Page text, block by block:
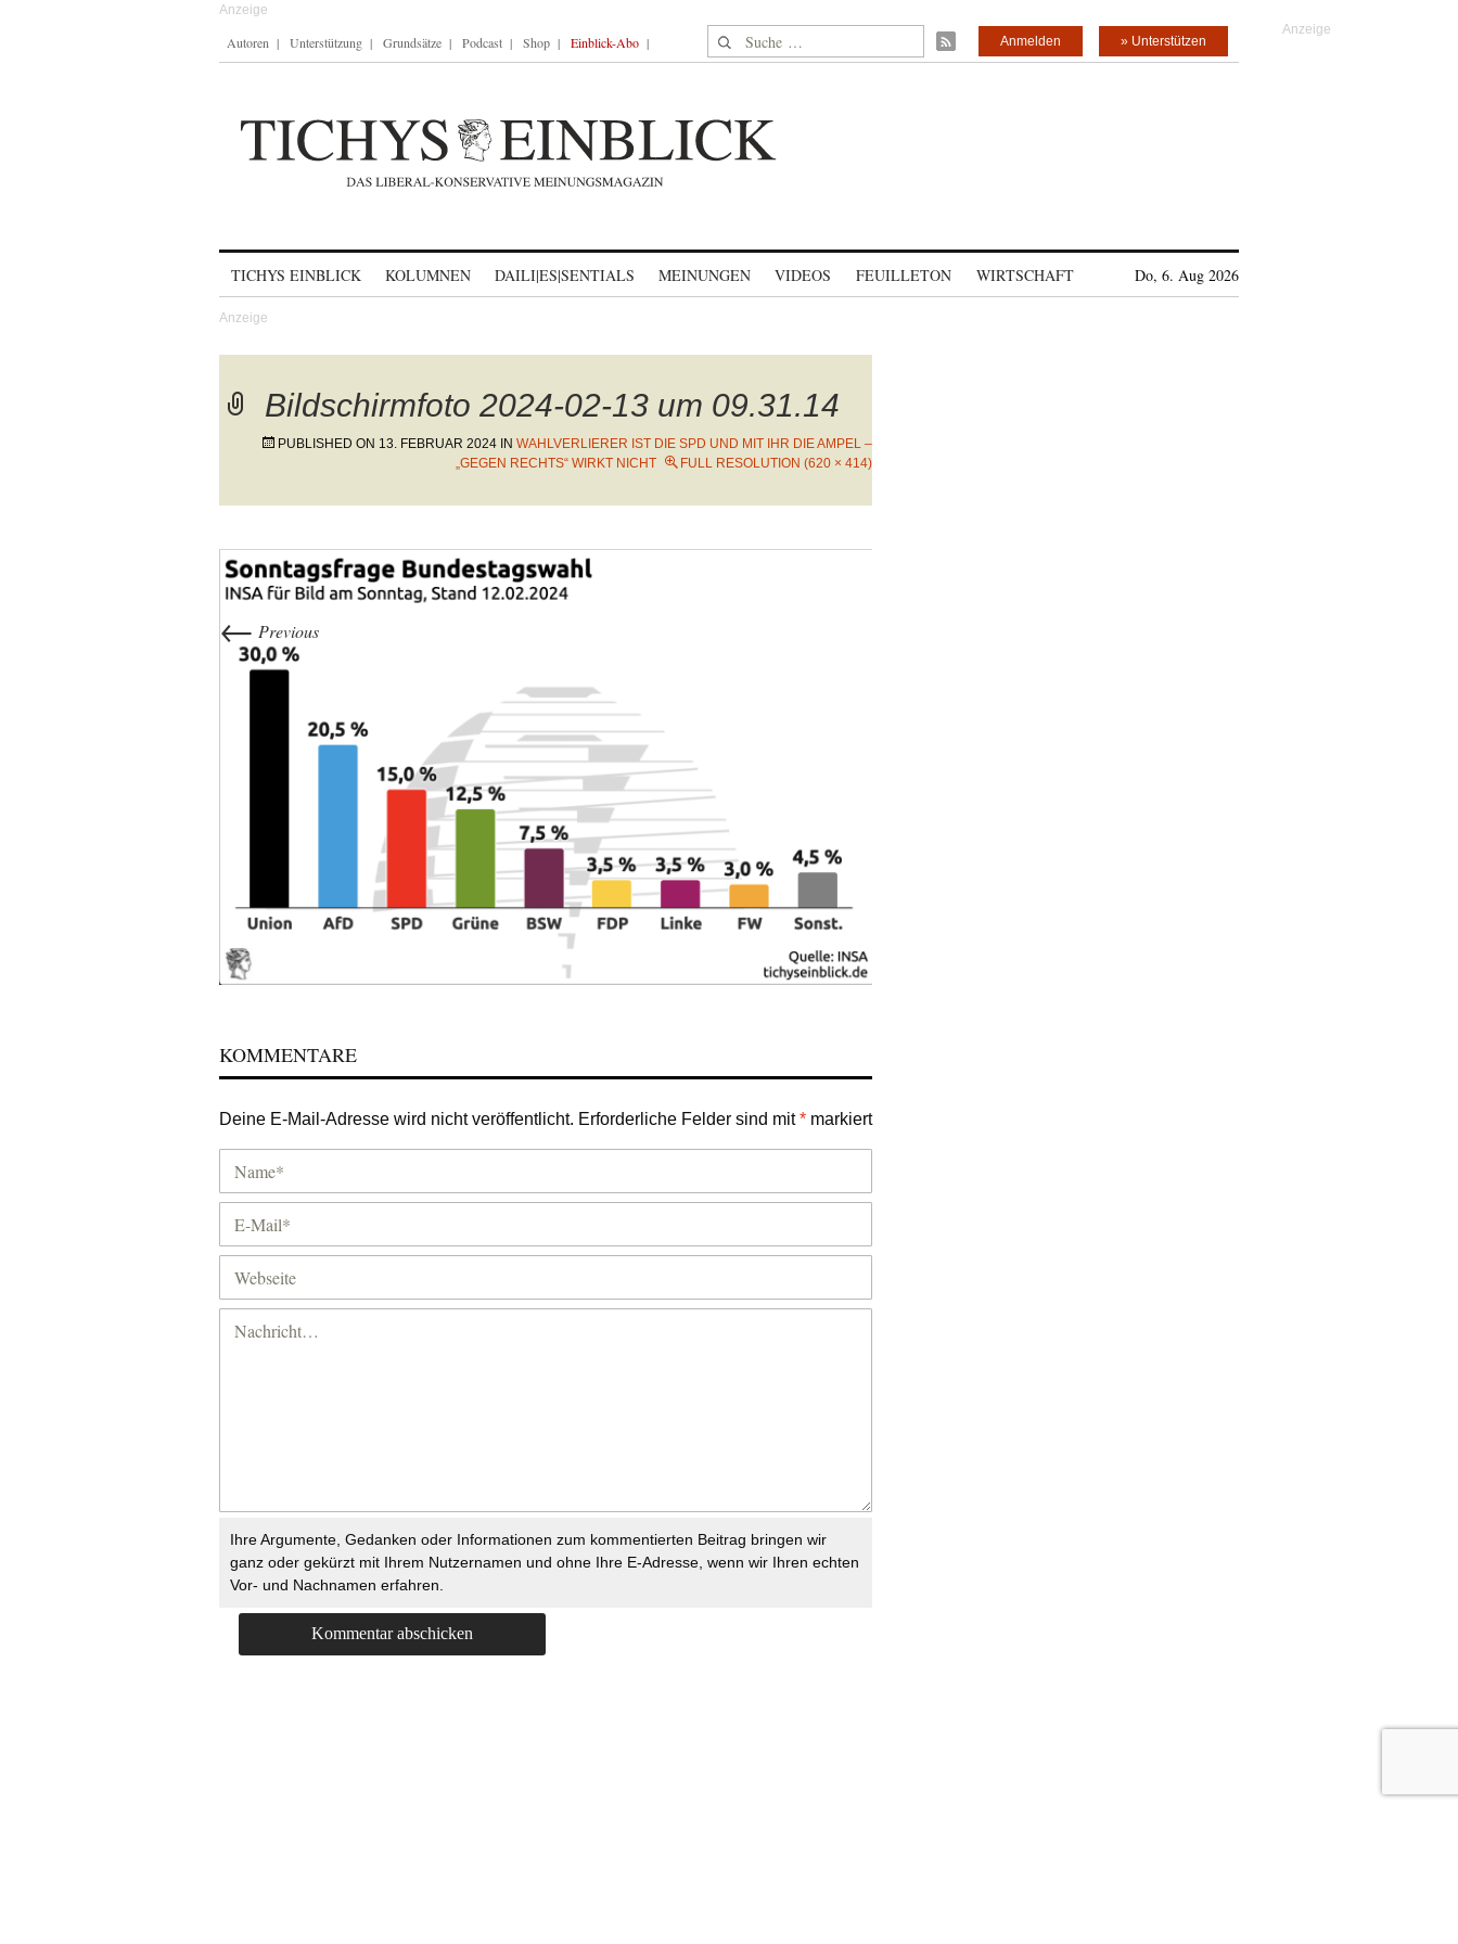
Autoren Unterstützung Grundsätze Podcast Shop Einblick-Abo Suche nach: » Unterstützen
Anmelden
TICHYS EINBLICK KOLUMNEN DAILI|ES|SENTIALS MEINUNGEN VIDEOS FEUILLETON WIRTSCHAFT Do, 6. Aug 2026
Bildschirmfoto 2024-02-13 um 09.31.14
PUBLISHED ON 13. FEBRUAR 2024 IN WAHLVERLIERER IST DIE SPD UND MIT IHR DIE AMPEL –
„GEGEN RECHTS“ WIRKT NICHT
FULL RESOLUTION (620 × 414)
← Previous
KOMMENTARE
Deine E-Mail-Adresse wird nicht veröffentlicht. Erforderliche Felder sind mit* markiert
Ihre Argumente, Gedanken oder Informationen zum kommentierten Beitrag bringen wir
ganz oder gekürzt mit Ihrem Nutzernamen und ohne Ihre E-Adresse, wenn wir Ihren echten
Vor- und Nachnamen erfahren.